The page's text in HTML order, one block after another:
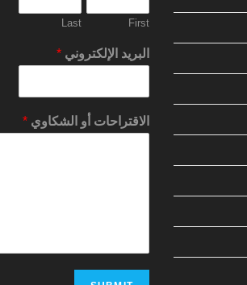
First
Last
البريد الإلكتروني *
الاقتراحات أو الشكاوي *